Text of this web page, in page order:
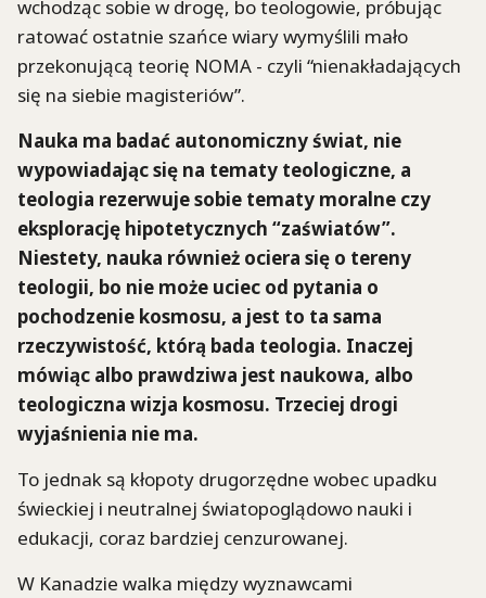
wchodząc sobie w drogę, bo teologowie, próbując
ratować ostatnie szańce wiary wymyślili mało
przekonującą teorię NOMA - czyli “nienakładających
się na siebie magisteriów”.
Nauka ma badać autonomiczny świat, nie
wypowiadając się na tematy teologiczne, a
teologia rezerwuje sobie tematy moralne czy
eksplorację hipotetycznych “zaświatów”.
Niestety, nauka również ociera się o tereny
teologii, bo nie może uciec od pytania o
pochodzenie kosmosu, a jest to ta sama
rzeczywistość, którą bada teologia. Inaczej
mówiąc albo prawdziwa jest naukowa, albo
teologiczna wizja kosmosu. Trzeciej drogi
wyjaśnienia nie ma.
To jednak są kłopoty drugorzędne wobec upadku
świeckiej i neutralnej światopoglądowo nauki i
edukacji, coraz bardziej cenzurowanej.
W Kanadzie walka między wyznawcami